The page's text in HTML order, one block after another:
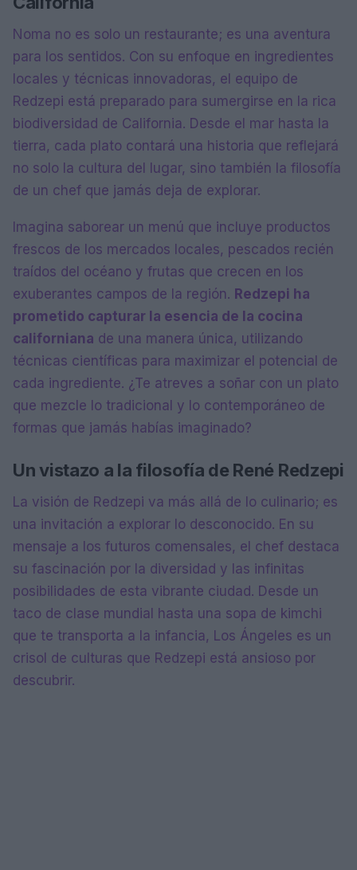
Noma no es solo un restaurante; es una aventura
para los sentidos. Con su enfoque en ingredientes
locales y técnicas innovadoras, el equipo de
Redzepi está preparado para sumergirse en la rica
biodiversidad de California. Desde el mar hasta la
tierra, cada plato contará una historia que reflejará
no solo la cultura del lugar, sino también la filosofía
de un chef que jamás deja de explorar.
Imagina saborear un menú que incluye productos
frescos de los mercados locales, pescados recién
traídos del océano y frutas que crecen en los
exuberantes campos de la región. Redzepi ha
prometido capturar la esencia de la cocina
californiana de una manera única, utilizando
técnicas científicas para maximizar el potencial de
cada ingrediente. ¿Te atreves a soñar con un plato
que mezcle lo tradicional y lo contemporáneo de
formas que jamás habías imaginado?
Un vistazo a la filosofía de René Redzepi
La visión de Redzepi va más allá de lo culinario; es
una invitación a explorar lo desconocido. En su
mensaje a los futuros comensales, el chef destaca
su fascinación por la diversidad y las infinitas
posibilidades de esta vibrante ciudad. Desde un
taco de clase mundial hasta una sopa de kimchi
que te transporta a la infancia, Los Ángeles es un
crisol de culturas que Redzepi está ansioso por
descubrir.